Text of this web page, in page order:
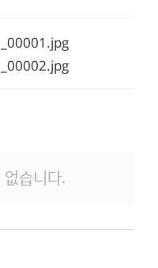
없습니다.